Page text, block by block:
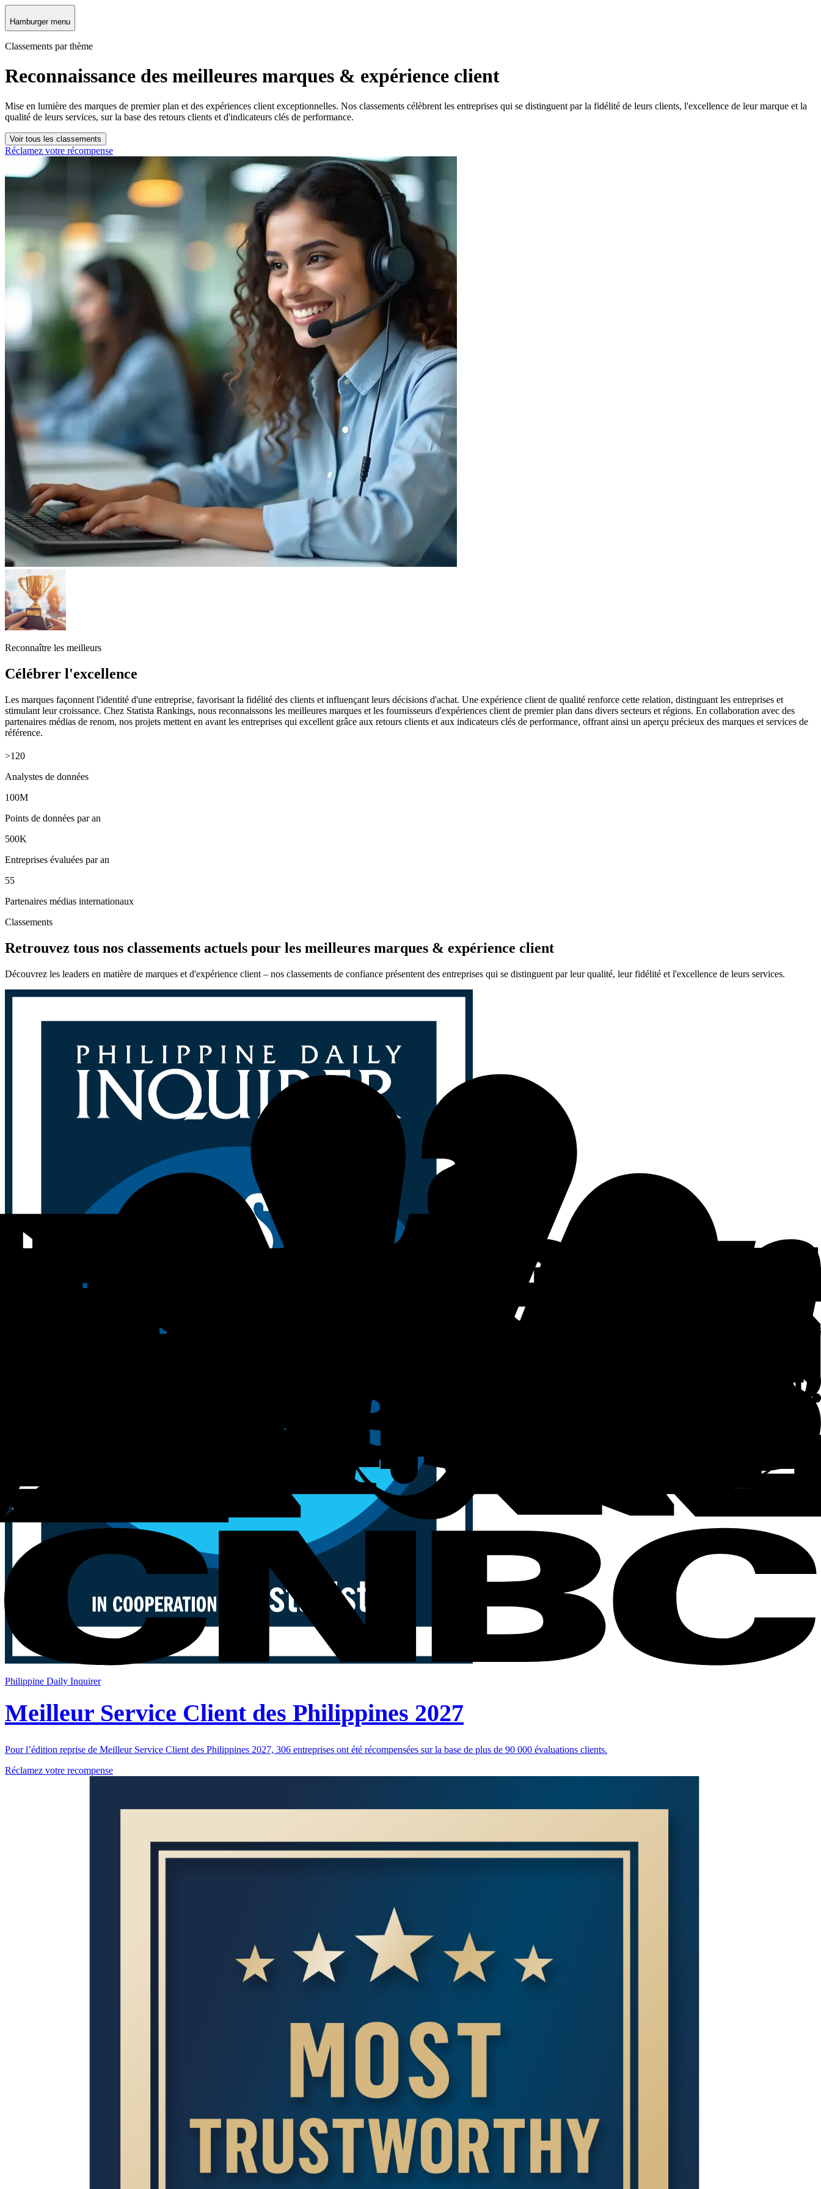
Hamburger menu
Classements par thème
Reconnaissance des meilleures marques & expérience client
Mise en lumière des marques de premier plan et des expériences client exceptionnelles. Nos classements célèbrent les entreprises qui se distinguent par la fidélité de leurs clients, l'excellence de leur marque et la
qualité de leurs services, sur la base des retours clients et d'indicateurs clés de performance.
Voir tous les classements
Réclamez votre récompense
Reconnaître les meilleurs
Célébrer l'excellence
Les marques façonnent l'identité d'une entreprise, favorisant la fidélité des clients et influençant leurs décisions d'achat. Une expérience client de qualité renforce cette relation, distinguant les entreprises et
stimulant leur croissance. Chez Statista Rankings, nous reconnaissons les meilleures marques et les fournisseurs d'expériences client de premier plan dans divers secteurs et régions. En collaboration avec des
partenaires médias de renom, nos projets mettent en avant les entreprises qui excellent grâce aux retours clients et aux indicateurs clés de performance, offrant ainsi un aperçu précieux des marques et services de
référence.
>120
Analystes de données
100M
Points de données par an
500K
Entreprises évaluées par an
55
Partenaires médias internationaux
Classements
Retrouvez tous nos classements actuels pour les meilleures marques & expérience client
Découvrez les leaders en matière de marques et d'expérience client – nos classements de confiance présentent des entreprises qui se distinguent par leur qualité, leur fidélité et l'excellence de leurs services.
Philippine Daily Inquirer
Meilleur Service Client des Philippines 2027
Pour l’édition reprise de Meilleur Service Client des Philippines 2027, 306 entreprises ont été récompensées sur la base de plus de 90 000 évaluations clients.
Réclamez votre recompense